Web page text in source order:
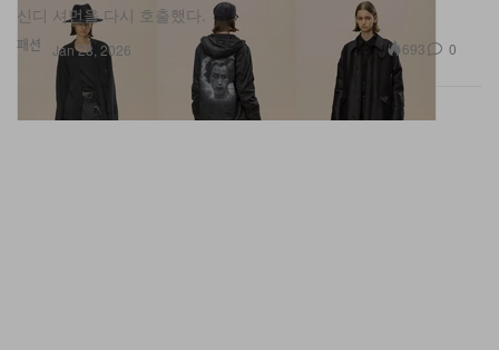
패션
신디 셔먼을 다시 호출했다.
Jan 28, 2026 693 0